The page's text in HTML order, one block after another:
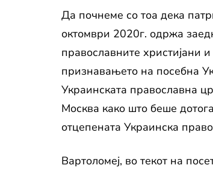
Да почнеме со тоа дека
октомври 2020г. одржа
православните христијани
признавањето на посебна
Украинската православна
Москва како што беше
отцепената Украинска
Вартоломеј, во текот на